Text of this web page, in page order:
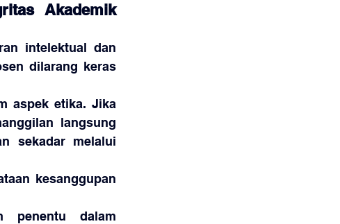
Akademik
intelektual dan
dilarang keras
aspek etika. Jika
langsung
sekadar melalui
kesanggupan
penentu dalam